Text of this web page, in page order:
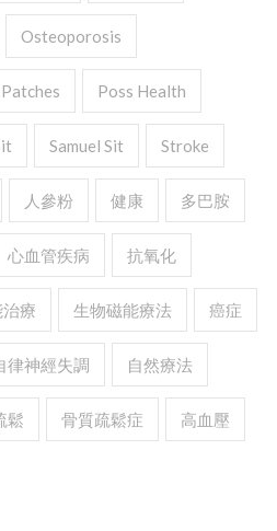
Osteoporosis
Patches Poss Health
Samuel Sit Stroke
人參粉 健康 多巴胺
心血管疾病 抗氧化
療 生物磁能療法 癌症
律神經失調 自然療法
鬆 骨質疏鬆症 高血壓